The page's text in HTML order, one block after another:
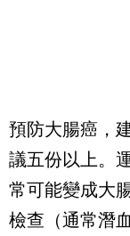
預防大腸癌，
議五份以上。
常可能變成大
檢查（通常潛